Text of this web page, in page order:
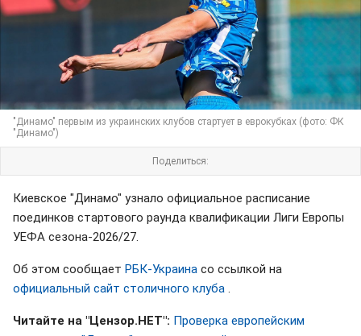
"Динамо" первым из украинских клубов стартует в еврокубках (фото: ФК
"Динамо")
Поделиться:
Киевское "Динамо" узнало официальное расписание
поединков стартового раунда квалификации Лиги Европы
УЕФА сезона-2026/27.
Об этом сообщает РБК-Украина со ссылкой на
официальный сайт столичного клуба
Читайте на "Цензор.НЕТ": Проверка европейским